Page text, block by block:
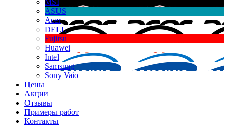
MSI
ASUS
Acer
DELL
Fujitsu
Huawei
Intel
Samsung
Sony Vaio
Цены
Акции
Отзывы
Примеры работ
Контакты